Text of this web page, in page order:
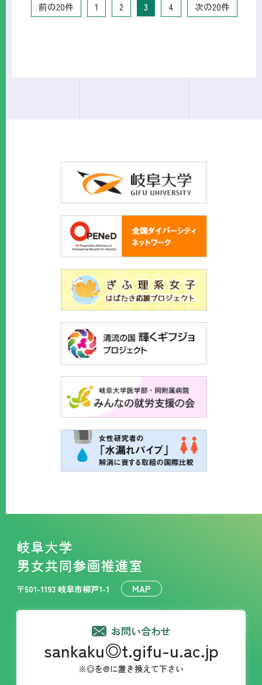
前の20件 1 2 3 4 次の20件
岐阜大学
男女共同参画推進室
〒501-1193 岐阜市柳戸1-1 MAP
お問い合わせ
sankaku◎t.gifu-u.ac.jp
※◎を@に置き換えて下さい